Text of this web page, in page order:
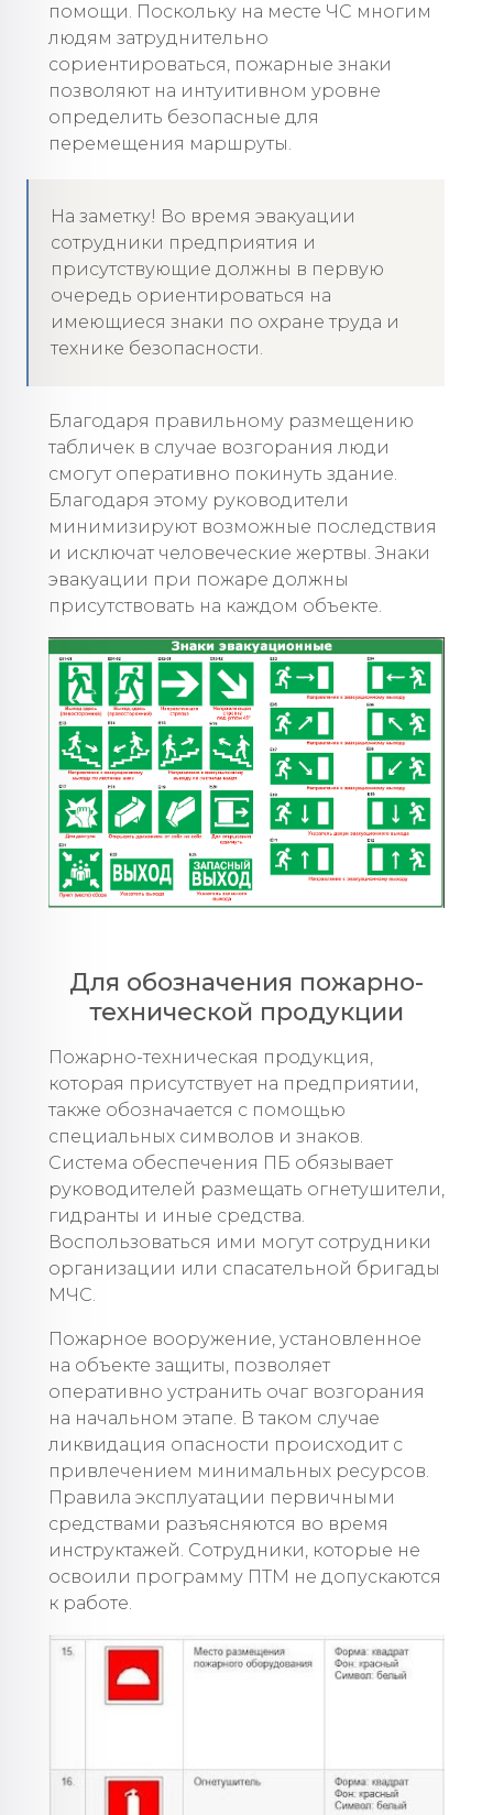
помощи. Поскольку на месте ЧС многим
людям затруднительно
сориентироваться, пожарные знаки
позволяют на интуитивном уровне
определить безопасные для
перемещения маршруты.
На заметку! Во время эвакуации
сотрудники предприятия и
присутствующие должны в первую
очередь ориентироваться на
имеющиеся знаки по охране труда и
технике безопасности.
Благодаря правильному размещению
табличек в случае возгорания люди
смогут оперативно покинуть здание.
Благодаря этому руководители
минимизируют возможные последствия
и исключат человеческие жертвы. Знаки
эвакуации при пожаре должны
присутствовать на каждом объекте.
Для обозначения пожарно-
технической продукции
Пожарно-техническая продукция,
которая присутствует на предприятии,
также обозначается с помощью
специальных символов и знаков.
Система обеспечения ПБ обязывает
руководителей размещать огнетушители,
гидранты и иные средства.
Воспользоваться ими могут сотрудники
организации или спасательной бригады
МЧС.
Пожарное вооружение, установленное
на объекте защиты, позволяет
оперативно устранить очаг возгорания
на начальном этапе. В таком случае
ликвидация опасности происходит с
привлечением минимальных ресурсов.
Правила эксплуатации первичными
средствами разъясняются во время
инструктажей. Сотрудники, которые не
освоили программу ПТМ не допускаются
к работе.